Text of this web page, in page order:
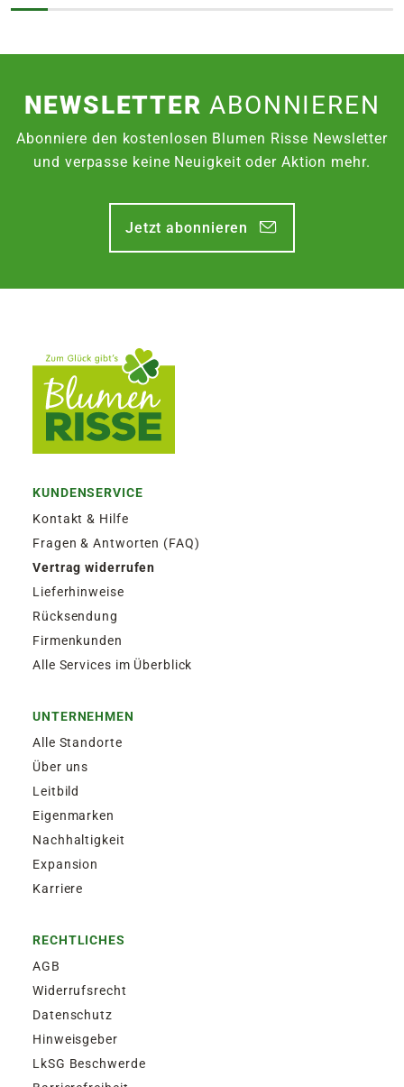
NEWSLETTER ABONNIEREN
Abonniere den kostenlosen Blumen Risse Newsletter
und verpasse keine Neuigkeit oder Aktion mehr.
Jetzt abonnieren
KUNDENSERVICE
Kontakt & Hilfe
Fragen & Antworten (FAQ)
Vertrag widerrufen
Lieferhinweise
Rücksendung
Firmenkunden
Alle Services im Überblick
UNTERNEHMEN
Alle Standorte
Über uns
Leitbild
Eigenmarken
Nachhaltigkeit
Expansion
Karriere
RECHTLICHES
AGB
Widerrufsrecht
Datenschutz
Hinweisgeber
LkSG Beschwerde